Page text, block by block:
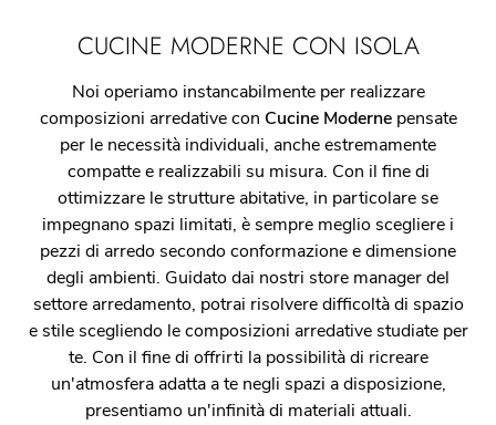
CUCINE MODERNE CON ISOLA
Noi operiamo instancabilmente per realizzare
composizioni arredative con Cucine Modernepensate
per le necessità individuali, anche estremamente
compatte e realizzabili su misura. Con il fine di
ottimizzare le strutture abitative, in particolare se
impegnano spazi limitati, è sempre meglio scegliere i
pezzi di arredo secondo conformazione e dimensione
degli ambienti. Guidato dai nostri store manager del
settore arredamento, potrai risolvere difficoltà di spazio
e stile scegliendo le composizioni arredative studiate per
te. Con il fine di offrirti la possibilità di ricreare
un'atmosfera adatta a te negli spazi a disposizione,
presentiamo un'infinità di materiali attuali.